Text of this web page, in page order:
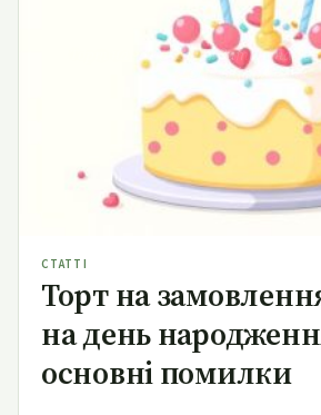
Торт на замовлення дитині на
основні помилки
СТАТТІ
Торт на
на день
основні помилки